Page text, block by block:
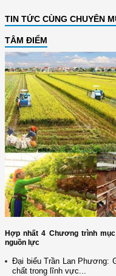
TIN TỨC CÙNG CHUYÊN
TÂM ĐIỂM
Hợp nhất 4 Chương trình
nguồn lực
Đại biểu Trần Lan Phương:
chất trong lĩnh vực...